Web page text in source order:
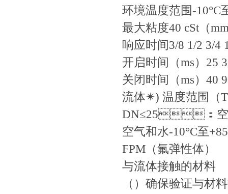
环境温度范围-10°C
最大粘度40 cSt（
响应时间3/8 1/2 3/4
开启时间（ms）25
关闭时间（ms）40
流体✴) 温度范围（
DN≤25：空
空气和水-10°C至
FPM（氟弹性体）
与流体接触的材料
（）确保验证与材